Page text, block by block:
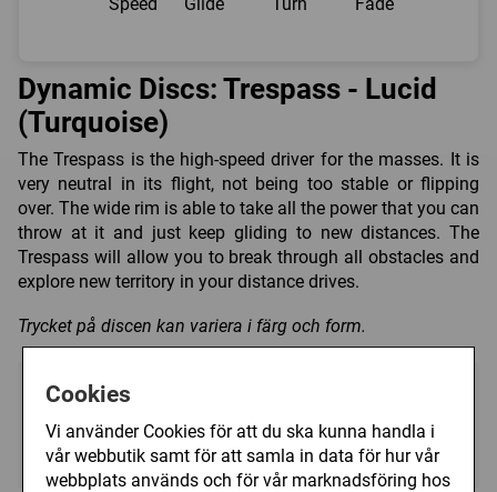
Cookies
Vi använder Cookies för att du ska kunna handla i
vår webbutik samt för att samla in data för hur vår
webbplats används och för vår marknadsföring hos
Dynamic Discs: Trespass - Lucid
(Turquoise)
The Trespass is the high-speed driver for the masses. It is
very neutral in its flight, not being too stable or flipping
over. The wide rim is able to take all the power that you can
throw at it and just keep gliding to new distances. The
Trespass will allow you to break through all obstacles and
explore new territory in your distance drives.
Trycket på discen kan variera i färg och form.
Välj färg:
Turquoise - I lager ▼